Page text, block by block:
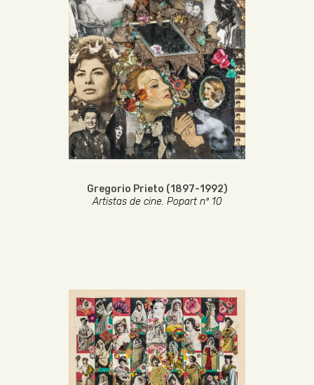
Gregorio Prieto (1897-1992)
Artistas de cine. Popart nº 10